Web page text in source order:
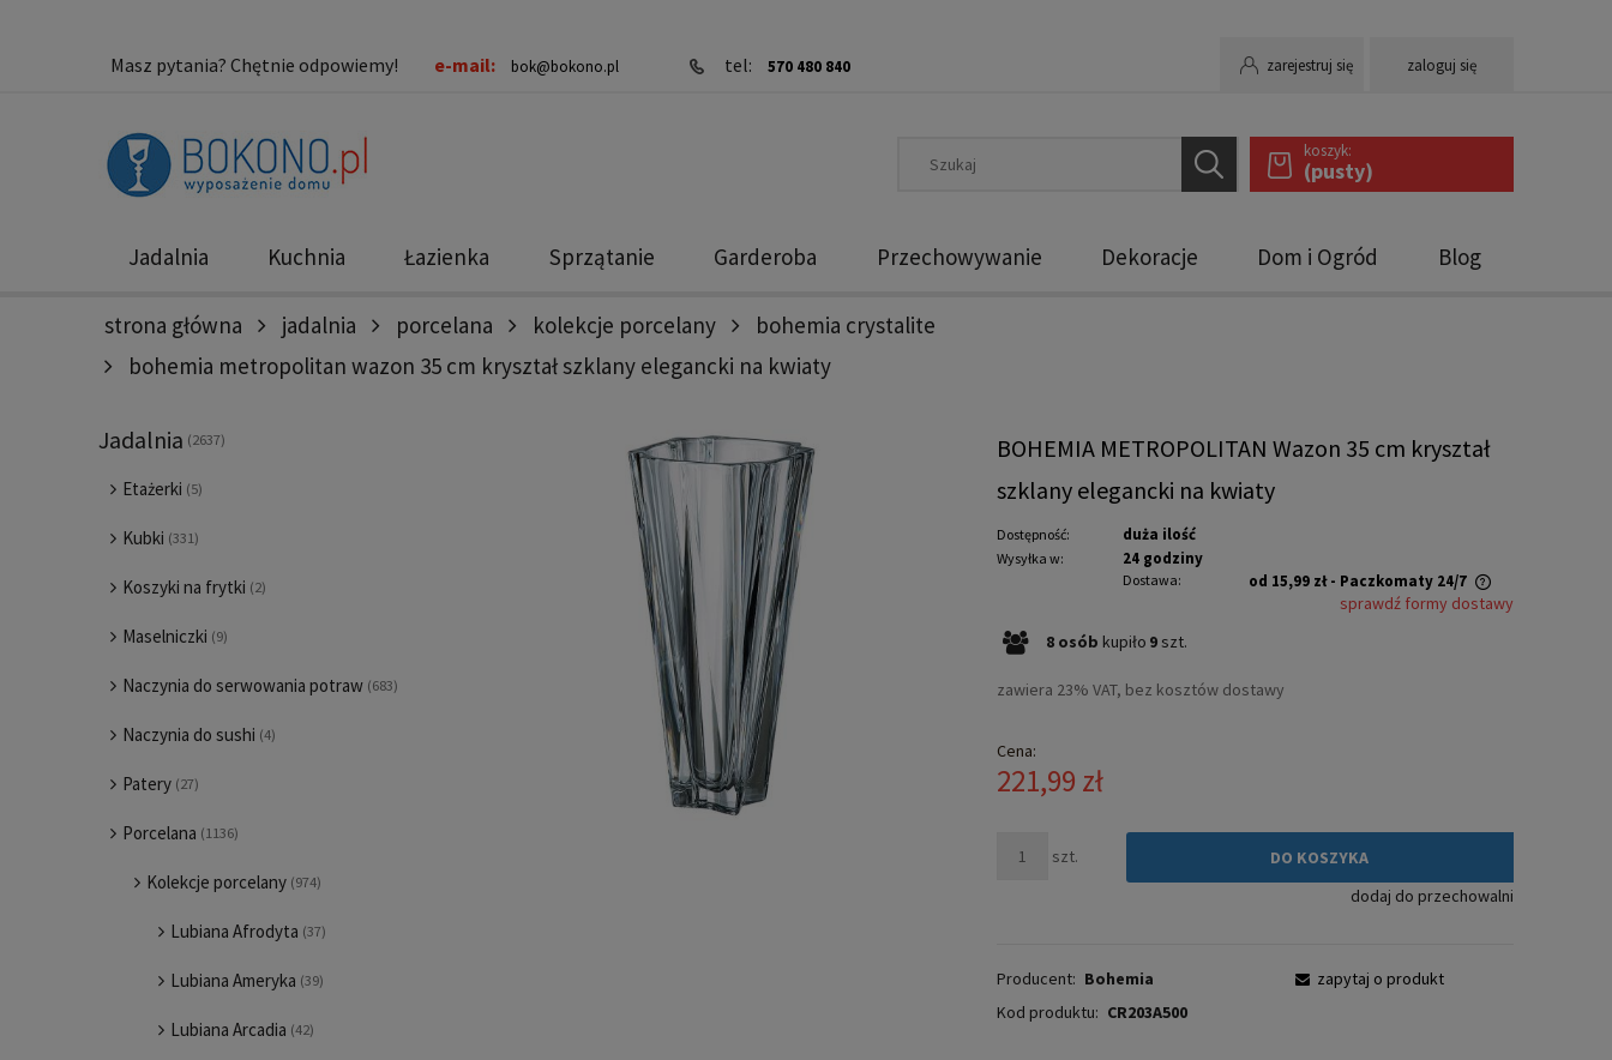
zarejestruj się zaloguj się
Masz pytania? Chętnie odpowiemy! e-mail: bok@bokono.pl tel: 570 480 840
koszyk:
(pusty)
Jadalnia Kuchnia Łazienka Sprzątanie Garderoba Przechowywanie Dekoracje Dom i Ogród Blog
Nowości Promocje
strona główna jadalnia porcelana kolekcje porcelany
bohemia crystalite
bohemia metropolitan wazon 35 cm kryształ szklany elegancki na kwiaty
Jadalnia (2637)
Etażerki (5)
Kubki (331)
Koszyki na frytki (2)
Maselniczki (9)
Naczynia do serwowania potraw (683)
Naczynia do sushi (4)
Patery (27)
Porcelana (1136)
Kolekcje porcelany (974)
Lubiana Afrodyta (37)
Lubiana Ameryka (39)
Lubiana Arcadia (42)
BOHEMIA METROPOLITAN Wazon 35 cm kryształ
szklany elegancki na kwiaty
Dostępność: duża ilość
Wysyłka w: 24 godziny
Dostawa: od 15,99 zł - Paczkomaty 24/7
Cena nie zawiera ewentualnych kosztów
sprawdź formy dostawy
8 osób kupiło 9 szt.
zawiera 23% VAT, bez kosztów dostawy
Cena:
221,99 zł
szt.
DO KOSZYKA
dodaj do przechowalni
Producent: Bohemia
Kod produktu: CR203A500
zapytaj o produkt